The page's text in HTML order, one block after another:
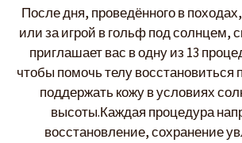
После дня, проведённого в
или за игрой в гольф под солнцем,
приглашает вас в одну из 13
чтобы помочь телу восстановиться
поддержать кожу в условиях
высоты.Каждая процедура
восстановление, сохранение